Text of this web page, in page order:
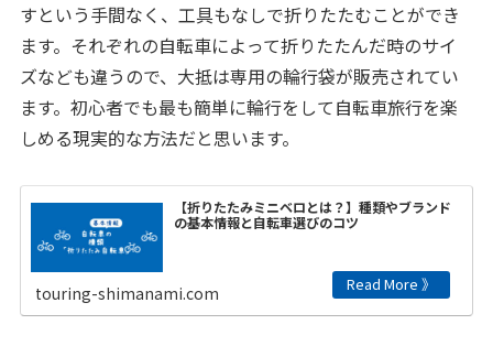
すという手間なく、工具もなしで折りたたむことができ
ます。それぞれの自転車によって折りたたんだ時のサイ
ズなども違うので、大抵は専用の輪行袋が販売されてい
ます。初心者でも最も簡単に輪行をして自転車旅行を楽
しめる現実的な方法だと思います。
【折りたたみミニベロとは？】種類やブランド
の基本情報と自転車選びのコツ
touring-shimanami.com